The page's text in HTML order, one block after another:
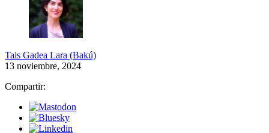
Tais Gadea Lara (Bakú)
13 noviembre, 2024
Compartir: